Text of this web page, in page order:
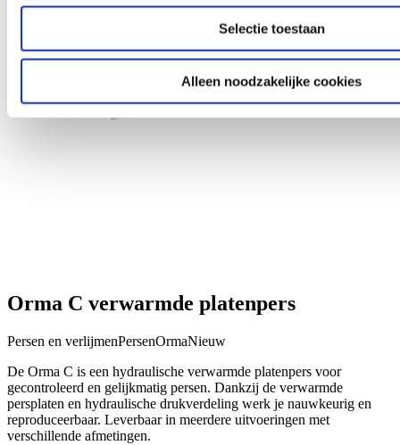
Selectie toestaan
Alleen noodzakelijke cookies
Orma C verwarmde platenpers
Persen en verlijmenPersenOrmaNieuw
De Orma C is een hydraulische verwarmde platenpers voor
gecontroleerd en gelijkmatig persen. Dankzij de verwarmde
persplaten en hydraulische drukverdeling werk je nauwkeurig en
reproduceerbaar. Leverbaar in meerdere uitvoeringen met
verschillende afmetingen.